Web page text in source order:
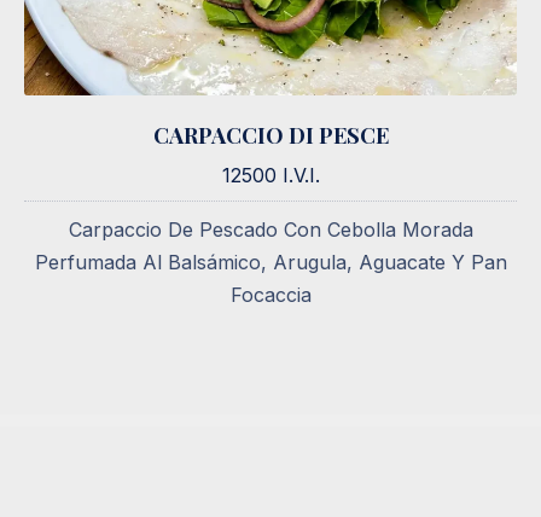
CARPACCIO DI PESCE
12500 I.V.I.
Carpaccio De Pescado Con Cebolla Morada
Perfumada Al Balsámico, Arugula, Aguacate Y Pan
Focaccia